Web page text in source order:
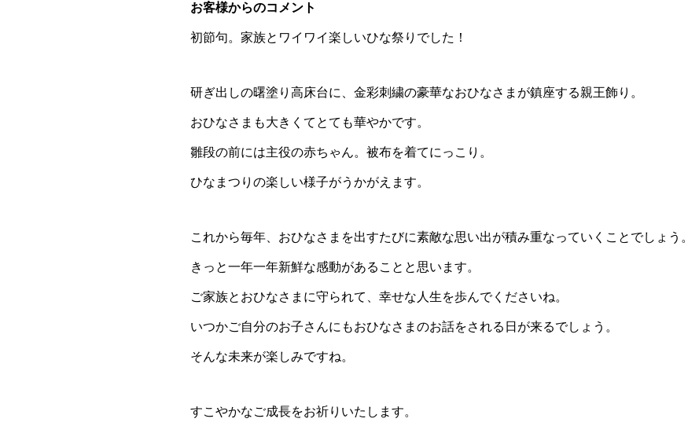
お客様からのコメント
初節句。家族とワイワイ楽しいひな祭りでした！
研ぎ出しの曙塗り高床台に、金彩刺繍の豪華なおひなさまが鎮座する親王飾り。
おひなさまも大きくてとても華やかです。
雛段の前には主役の赤ちゃん。被布を着てにっこり。
ひなまつりの楽しい様子がうかがえます。
これから毎年、おひなさまを出すたびに素敵な思い出が積み重なっていくことでしょう。
きっと一年一年新鮮な感動があることと思います。
ご家族とおひなさまに守られて、幸せな人生を歩んでくださいね。
いつかご自分のお子さんにもおひなさまのお話をされる日が来るでしょう。
そんな未来が楽しみですね。
すこやかなご成長をお祈りいたします。